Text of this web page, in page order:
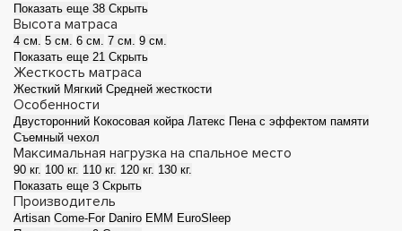
Показать еще 38 Скрыть
Высота матраса
4 см. 5 см. 6 см. 7 см. 9 см.
Показать еще 21 Скрыть
Жесткость матраса
Жесткий Мягкий Средней жесткости
Особенности
Двусторонний Кокосовая койра Латекс Пена с эффектом памяти
Съемный чехол
Максимальная нагрузка на спальное место
90 кг. 100 кг. 110 кг. 120 кг. 130 кг.
Показать еще 3 Скрыть
Производитель
Artisan Come-For Daniro EMM EuroSleep